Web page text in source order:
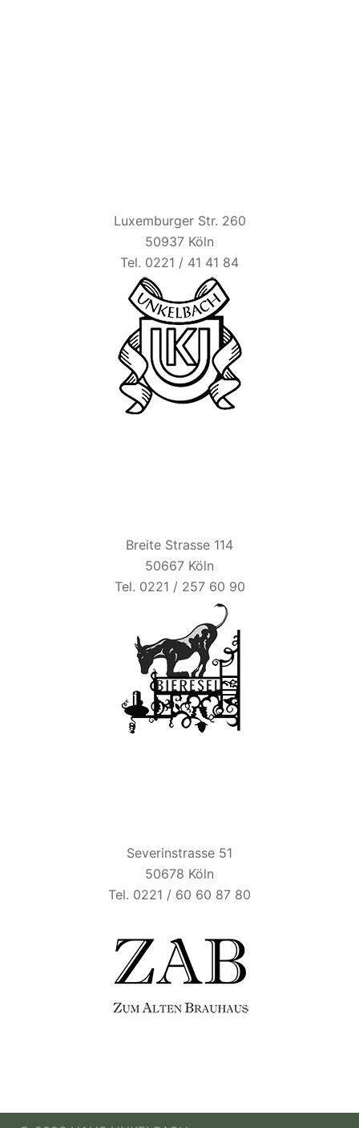
Luxemburger Str. 260
50937 Köln
Tel. 0221 / 41 41 84
Breite Strasse 114
50667 Köln
Tel. 0221 / 257 60 90
Severinstrasse 51
50678 Köln
Tel. 0221 / 60 60 87 80